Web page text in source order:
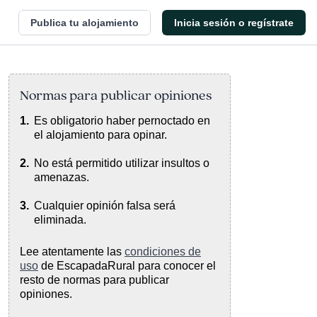
Publica tu alojamiento Inicia sesión o regístrate
Normas para publicar opiniones
Es obligatorio haber pernoctado en
el alojamiento para opinar.
No está permitido utilizar insultos o
amenazas.
Cualquier opinión falsa será
eliminada.
Lee atentamente las condiciones de
uso de EscapadaRural para conocer el
resto de normas para publicar
opiniones.